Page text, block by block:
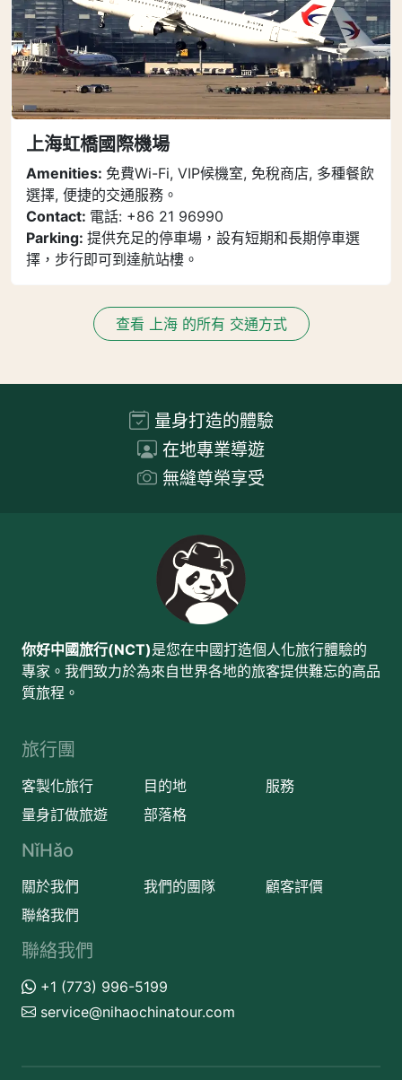
上海虹橋國際機場
Amenities: 免費Wi-Fi, VIP候機室, 免稅商店, 多種餐飲
選擇, 便捷的交通服務。
Contact: 電話: +86 21 96990
Parking: 提供充足的停車場，設有短期和長期停車選
擇，步行即可到達航站樓。
查看 上海 的所有 交通方式
量身打造的體驗
在地專業導遊
無縫尊榮享受
你好中國旅行(NCT)是您在中國打造個人化旅行體驗的
專家。我們致力於為來自世界各地的旅客提供難忘的高品
質旅程。
旅行團
客製化旅行 目的地
服務
量身訂做旅遊
部落格
NǐHǎo
關於我們 我們的團隊
顧客評價
聯絡我們
聯絡我們
+1 (773) 996-5199
service@nihaochinatour.com